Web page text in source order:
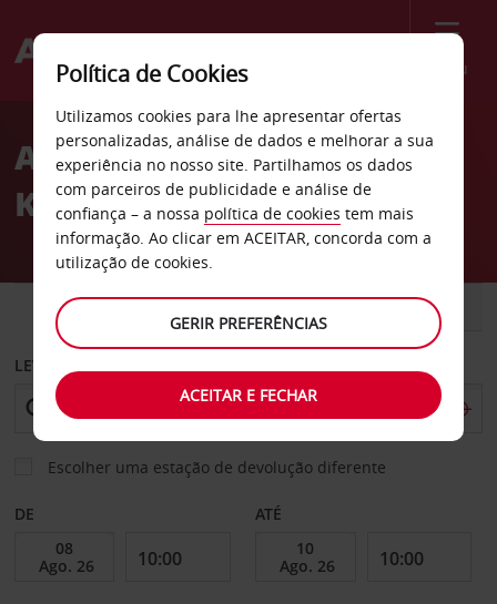
Menu
Welcome
AvisAluguer de carros İzmit
Kocaeli
CARRO COMERCIAIS
LEVANTAR EM
Escolher uma estação de devolução diferente
DE ATÉ
Política de Cookies
Utilizamos cookies para lhe apresentar ofertas
personalizadas, análise de dados e melhorar a sua
experiência no nosso site. Partilhamos os dados
com parceiros de publicidade e análise de
confiança – a nossa política de cookies tem mais
informação. Ao clicar em ACEITAR, concorda com a
utilização de cookies.
GERIR PREFERÊNCIAS
ACEITAR E FECHAR